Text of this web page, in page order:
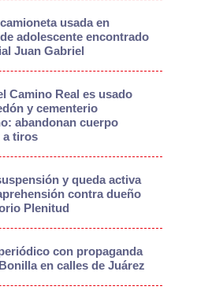
usada en
adolescente encontrado
Juan Gabriel
Camino Real es usado
y cementerio
abandonan cuerpo
a tiros
y queda activa
contra dueño
Plenitud
con propaganda
en calles de Juárez